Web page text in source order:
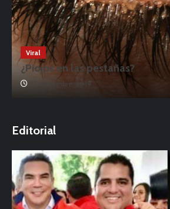
Viral
¿Piojos en las pestañas?
17 noviembre, 2019
Editorial